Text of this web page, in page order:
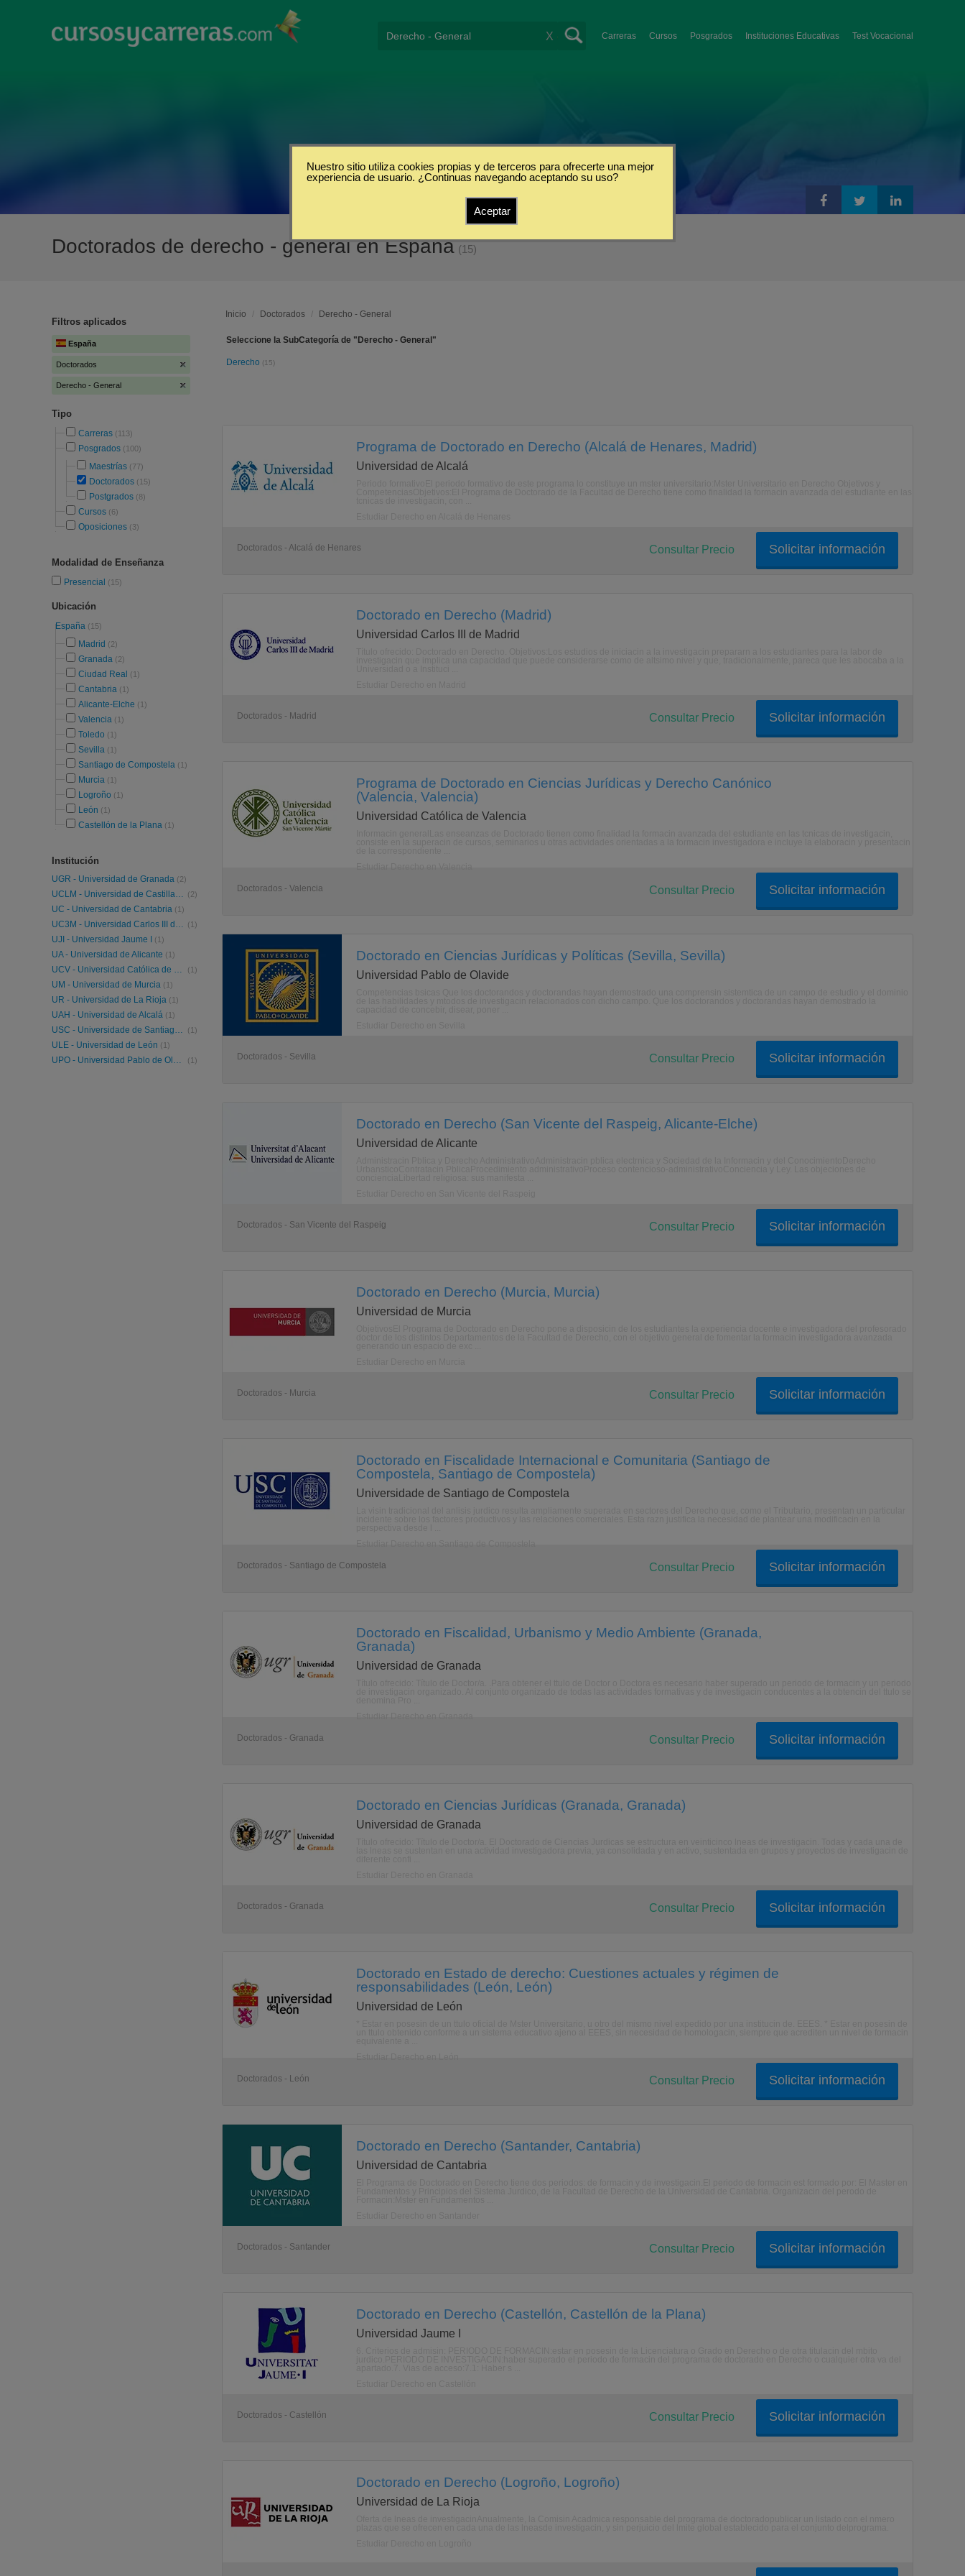
Carreras Cursos Posgrados Instituciones Educativas Test Vocacional
X
Doctorados de derecho - general en España (15)
Filtros aplicados
España
Doctorados
Derecho - General
Tipo
Carreras (113)
Posgrados (100)
Maestrías (77)
Doctorados (15)
Postgrados (8)
Cursos (6)
Oposiciones (3)
Modalidad de Enseñanza
Presencial (15)
Ubicación
España (15)
Madrid (2)
Granada (2)
Ciudad Real (1)
Cantabria (1)
Alicante-Elche (1)
Valencia (1)
Toledo (1)
Sevilla (1)
Santiago de Compostela (1)
Murcia (1)
Logroño (1)
León (1)
Castellón de la Plana (1)
Institución
UGR - Universidad de Granada (2)
UCLM - Universidad de Castilla-La Mancha (2)
UC - Universidad de Cantabria (1)
UC3M - Universidad Carlos III de Madrid (1)
UJI - Universidad Jaume I (1)
UA - Universidad de Alicante (1)
UCV - Universidad Católica de Valencia (1)
UM - Universidad de Murcia (1)
UR - Universidad de La Rioja (1)
UAH - Universidad de Alcalá (1)
USC - Universidade de Santiago de Compostela (1)
ULE - Universidad de León (1)
UPO - Universidad Pablo de Olavide (1)
Inicio / Doctorados / Derecho - General
Seleccione la SubCategoría de "Derecho - General"
Derecho (15)
Programa de Doctorado en Derecho (Alcalá de Henares, Madrid)
Universidad de Alcalá
Doctorados - Alcalá de Henares Solicitar información
Consultar Precio
Doctorado en Derecho (Madrid)
Universidad Carlos III de Madrid
Doctorados - Madrid Solicitar información
Consultar Precio
Programa de Doctorado en Ciencias Jurídicas y Derecho Canónico
(Valencia, Valencia)
Universidad Católica de Valencia
Doctorados - Valencia Solicitar información
Consultar Precio
Doctorado en Ciencias Jurídicas y Políticas (Sevilla, Sevilla)
Universidad Pablo de Olavide
Doctorados - Sevilla Solicitar información
Consultar Precio
Doctorado en Derecho (San Vicente del Raspeig, Alicante-Elche)
Universidad de Alicante
Doctorados - San Vicente del Raspeig Solicitar información
Consultar Precio
Doctorado en Derecho (Murcia, Murcia)
Universidad de Murcia
Doctorados - Murcia Solicitar información
Consultar Precio
Doctorado en Fiscalidade Internacional e Comunitaria (Santiago de
Compostela, Santiago de Compostela)
Universidade de Santiago de Compostela
Doctorados - Santiago de Compostela Solicitar información
Consultar Precio
Doctorado en Fiscalidad, Urbanismo y Medio Ambiente (Granada,
Granada)
Universidad de Granada
Doctorados - Granada Solicitar información
Consultar Precio
Doctorado en Ciencias Jurídicas (Granada, Granada)
Universidad de Granada
Doctorados - Granada Solicitar información
Consultar Precio
Doctorado en Estado de derecho: Cuestiones actuales y régimen de
responsabilidades (León, León)
Universidad de León
Doctorados - León Solicitar información
Consultar Precio
Doctorado en Derecho (Santander, Cantabria)
Universidad de Cantabria
Doctorados - Santander Solicitar información
Consultar Precio
Doctorado en Derecho (Castellón, Castellón de la Plana)
Universidad Jaume I
Doctorados - Castellón Solicitar información
Consultar Precio
Doctorado en Derecho (Logroño, Logroño)
Universidad de La Rioja
Nuestro sitio utiliza cookies propias y de terceros para ofrecerte una mejor
experiencia de usuario. ¿Continuas navegando aceptando su uso?
Aceptar